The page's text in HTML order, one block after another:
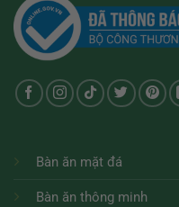
Bàn ăn mặt đá
Bàn ăn thông minh